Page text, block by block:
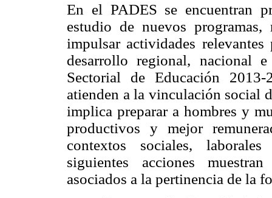
En el PADES se encuentran
estudio de nuevos
impulsar actividades
desarrollo regional, nacional
Sectorial de Educación
atienden a la vinculación social
implica preparar a hombres y
productivos y mejor
contextos sociales,
siguientes acciones
asociados a la pertinencia de la